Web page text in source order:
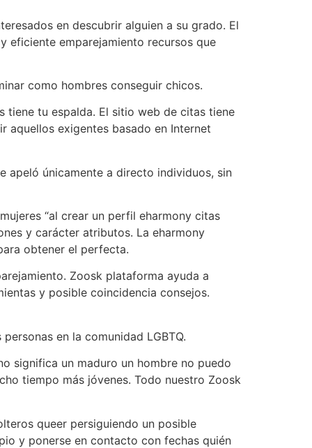
​​en descubrir alguien a su grado. El
eficiente emparejamiento recursos que
como hombres conseguir chicos.
tiene tu espalda. El sitio web de citas tiene
aquellos exigentes basado en Internet
apeló únicamente a directo individuos, sin
“al crear un perfil eharmony citas
y carácter atributos. La eharmony
obtener el perfecta.
Zoosk plataforma ayuda a
y posible coincidencia consejos.
en la comunidad LGBTQ.
significa un maduro un hombre no puedo
tiempo más jóvenes. Todo nuestro Zoosk
queer persiguiendo un posible
y ponerse en contacto con fechas quién